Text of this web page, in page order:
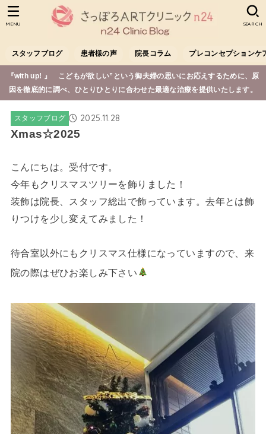
スタッフブログ 患者様の声 院長コラム プレコンセプションケ
SEARCH
MENU
『with up! 』 こどもが欲しい”という御夫婦の思いにお応えするために、原
因を徹底的に調べ、ひとりひとりに合わせた最適な治療を提供いたします。
スタッフブログ 2025.11.28
Xmas☆2025
こんにちは。受付です。
今年もクリスマスツリーを飾りました！
装飾は院長、スタッフ総出で飾っています。去年とは飾
りつけを少し変えてみました！
待合室以外にもクリスマス仕様になっていますので、来
院の際はぜひお楽しみ下さい